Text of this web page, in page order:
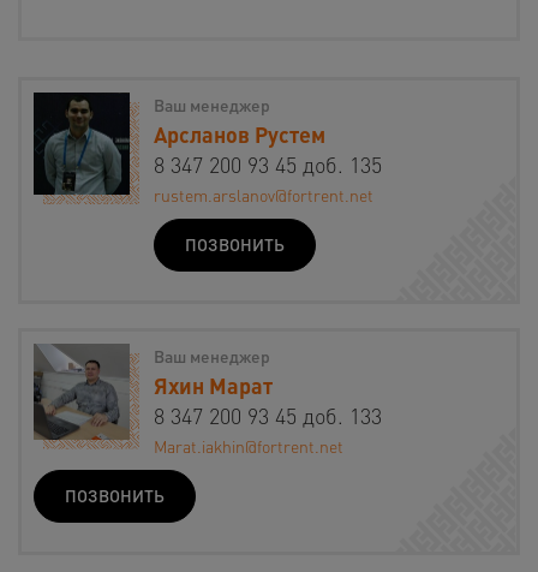
Ваш менеджер
Арсланов Рустем
8 347 200 93 45 доб. 135
rustem.arslanov@fortrent.net
ПОЗВОНИТЬ
Ваш менеджер
Яхин Марат
8 347 200 93 45 доб. 133
Marat.iakhin@fortrent.net
ПОЗВОНИТЬ